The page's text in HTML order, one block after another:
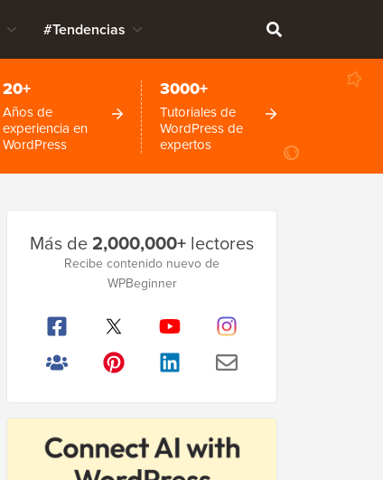
#Tendencias
20+
Años de
experiencia en
WordPress
3000+
Tutoriales de
WordPress de
expertos
lateral
Más de2,000,000+ lectores
Recibe contenido nuevo de
WPBeginner